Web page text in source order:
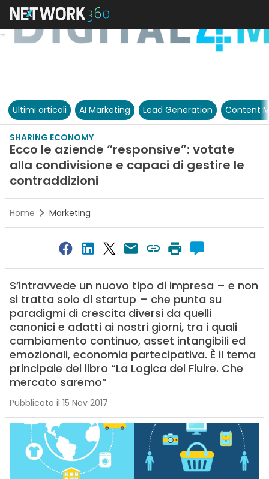
Ultimi articoli AI Marketing Lead Generation Content
SHARING ECONOMY
Ecco le aziende “responsive”: votate
alla condivisione e capaci di gestire le
contraddizioni
Home Marketing
S’intravvede un nuovo tipo di impresa – e non
si tratta solo di startup – che punta su
paradigmi di crescita diversi da quelli
canonici e adatti ai nostri giorni, tra i quali
cambiamento continuo, asset intangibili ed
emozionali, economia partecipativa. È il tema
principale del libro “La Logica del Fluire. Che
mercato saremo”
Pubblicato il 15 Nov 2017